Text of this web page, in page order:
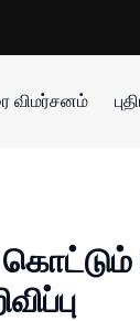
விமர்சனம்